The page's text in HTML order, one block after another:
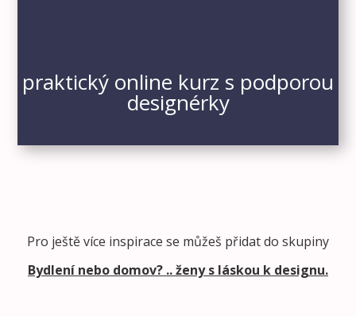
praktický online kurz s podporou
designérky
Pro ještě více inspirace se můžeš přidat do skupiny
Bydlení nebo domov? .. ženy s láskou k designu.